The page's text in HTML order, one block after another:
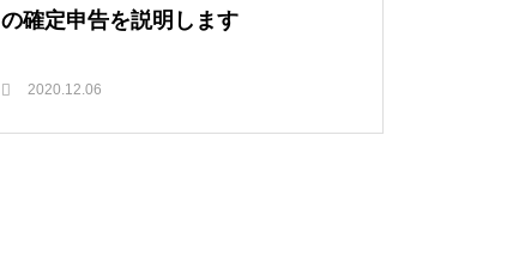
の確定申告を説明します
2020.12.06